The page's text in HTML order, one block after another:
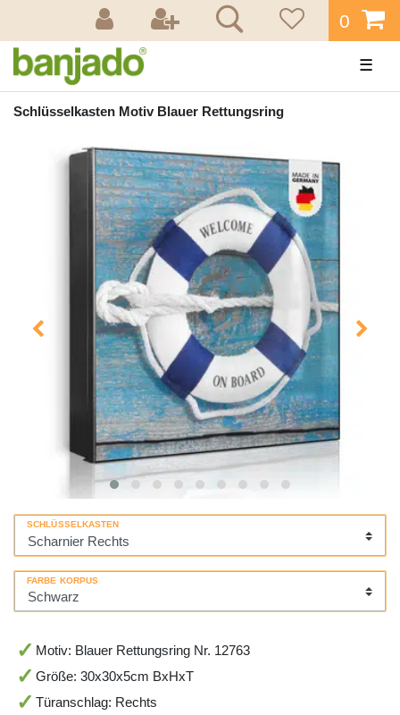
0
☰
Schlüsselkasten Motiv Blauer Rettungsring
SCHLÜSSELKASTEN
FARBE KORPUS
Motiv: Blauer Rettungsring Nr. 12763
Größe: 30x30x5cm BxHxT
Türanschlag: Rechts